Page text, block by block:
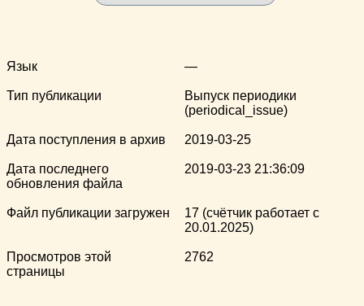
Язык —
Тип публикации
Выпуск периодики
(periodical_issue)
Дата поступления в архив 2019-03-25
Дата последнего
обновления файла
2019-03-23 21:36:09
Файл публикации загружен
17 (счётчик работает с
20.01.2025)
Просмотров этой
страницы
2762